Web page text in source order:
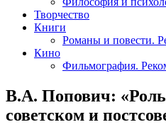
Творчество
Книги
Романы и повести.
Кино
Фильмография.
В.А. Попович:
советском и